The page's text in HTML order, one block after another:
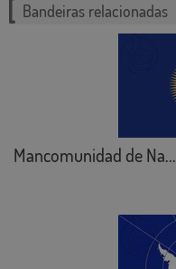
Bandeiras relacionadas
Mancomunidad de Na...